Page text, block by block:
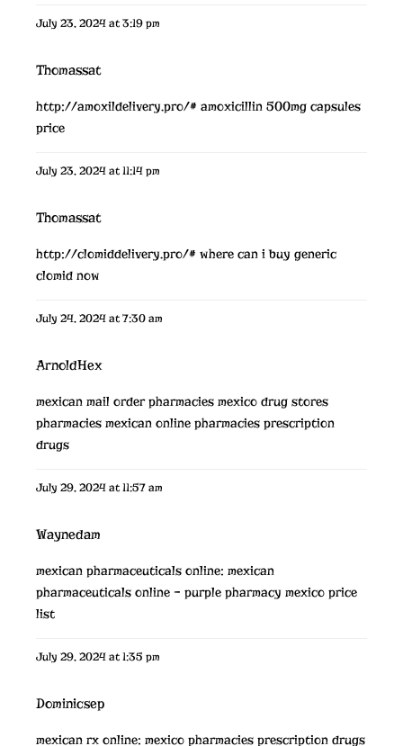
July 23, 2024 at 3:19 pm
Thomassat
http://amoxildelivery.pro/# amoxicillin 500mg capsules
price
July 23, 2024 at 11:14 pm
Thomassat
http://clomiddelivery.pro/# where can i buy generic
clomid now
July 24, 2024 at 7:30 am
ArnoldHex
mexican mail order pharmacies mexico drug stores
pharmacies mexican online pharmacies prescription
drugs
July 29, 2024 at 11:57 am
Waynedam
mexican pharmaceuticals online: mexican
pharmaceuticals online – purple pharmacy mexico price
list
July 29, 2024 at 1:35 pm
Dominicsep
mexican rx online: mexico pharmacies prescription drugs